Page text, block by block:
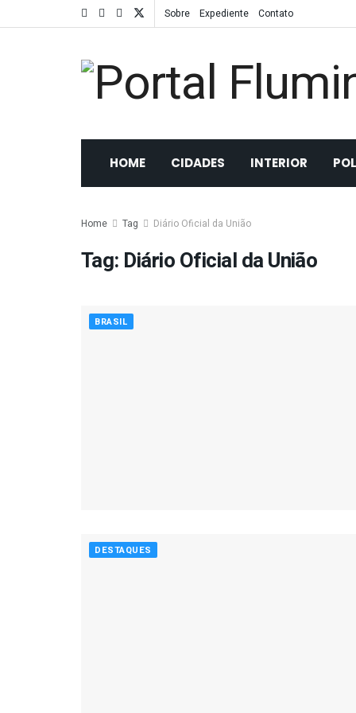
Sobre Expediente Contato
HOME CIDADES INTERIOR
Home Tag Diário Oficial da União
Tag: Diário Oficial da União
BRASIL
DESTAQUES